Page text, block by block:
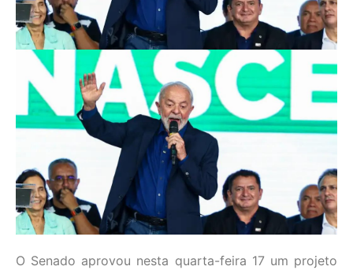
O Senado aprovou nesta quarta-feira 17 um projeto